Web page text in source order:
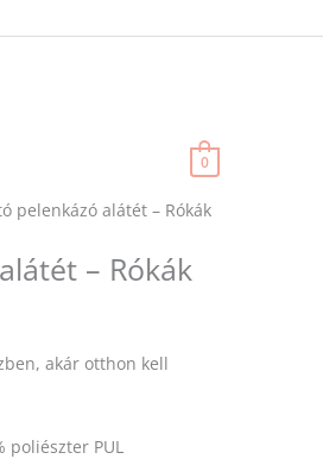
0
pelenkázó alátét – Rókák
– Rókák
akár otthon kell
poliészter PUL